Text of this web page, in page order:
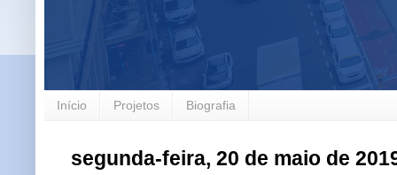
Início Projetos Biografia
segunda-feira, 20 de maio de